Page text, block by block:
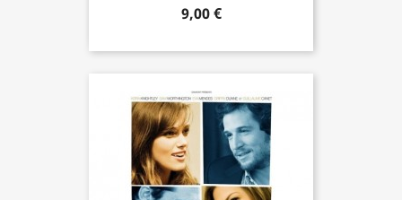
9,00 €